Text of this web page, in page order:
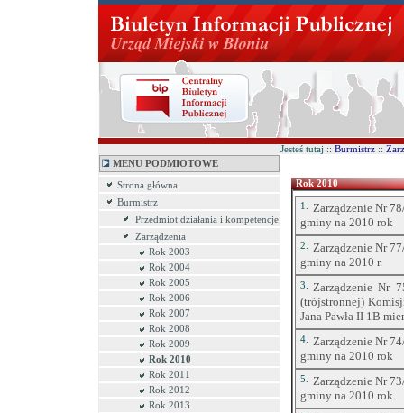
MENU PODMIOTOWE
Strona główna
Burmistrz
Przedmiot działania i kompetencje
Zarządzenia
Rok 2003
Rok 2004
Rok 2005
Rok 2006
Rok 2007
Rok 2008
Rok 2009
Rok 2010
Rok 2011
Rok 2012
Rok 2013
Jesteś tutaj :: Burmistrz ::
Rok 2010
1.
Zarządzenie Nr
gminy na 2010 rok
2.
Zarządzenie Nr
gminy na 2010 r.
3.
Zarządzenie Nr
(trójstronnej)
Jana Pawła II 1B
4.
Zarządzenie Nr
gminy na 2010 rok
5.
Zarządzenie Nr
gminy na 2010 rok